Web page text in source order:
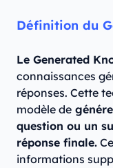
Définition du
Le Generated
connaissances
réponses. Cette
modèle de
question ou un
réponse finale.
informations